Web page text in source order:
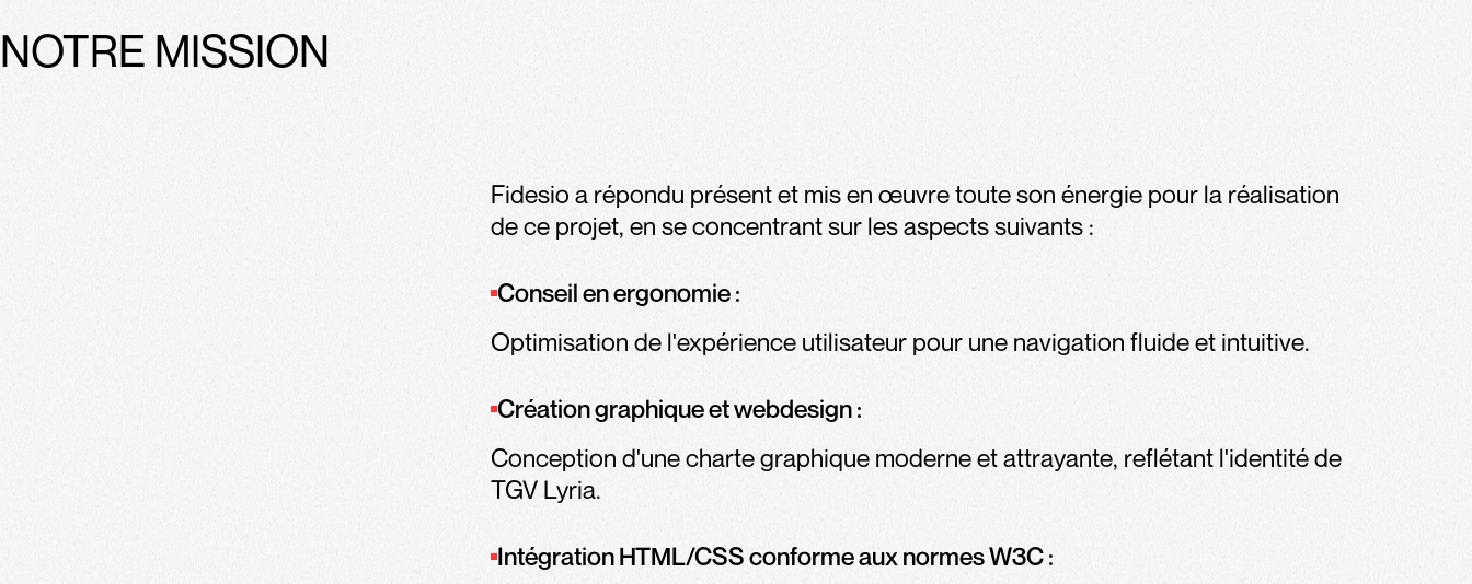
NOTRE MISSION
Fidesio a répondu présent et mis en œuvre toute son énergie pour la réalisation
de ce projet, en se concentrant sur les aspects suivants :
Conseil en ergonomie :
Optimisation de l'expérience utilisateur pour une navigation fluide et intuitive.
Création graphique et webdesign :
Conception d'une charte graphique moderne et attrayante, reflétant l'identité de
TGV Lyria.
Intégration HTML/CSS conforme aux normes W3C :